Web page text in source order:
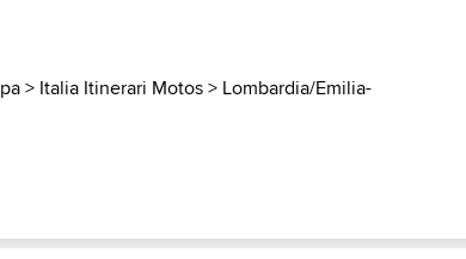
> Italia Itinerari Motos> Lombardia/Emilia-